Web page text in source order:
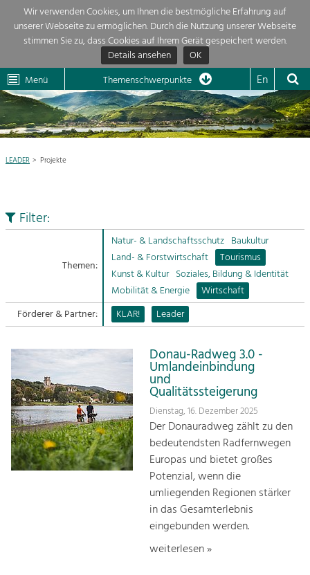
Wir verwenden Cookies, um Ihnen die bestmögliche Erfahrung auf
unserer Webseite zu ermöglichen. Durch die Nutzung unserer Webseite
stimmen Sie zu, dass Cookies auf Ihrem Gerät gespeichert werden.
Details ansehen
OK
Dunkelsteinerwald Klima
Menü Themenschwerpunkte En
Aktuelles 
Region 
Projekte
Mein Projekt 
Impressum
Kontakt
Themenübersicht
Die Regionalentwicklung in unserer Region ist sehr vielfältig. Deshalb
geben wir hier eine Übersicht über unsere Themenschwerpunkte. Für
mehr Informationen einfach das Thema anklicken und schon werden alle
Projekte in diesem Kontext angezeigt.
Natur- &
Baukultur
Ortsbild, Baukultur und nachhaltiges
Land- & Forstwirtschaft
Bewirtschaftung und Pflege der
Kulturlandschaft.
Angebotsentwicklung und
Positionierung.
Kunst & Kultur
Handwerk, Wissenschaft und Forschung.
Soziales, Bildung &
Gleichberechtigung, Jugend und
Mobilität & Energie
LEADER Projekte
Filter:
Themen:
Natur- & Landschaftsschutz Baukultur
Land- & Forstwirtschaft
Tourismus
Kunst & Kultur Soziales, Bildung & Identität
Mobilität & Energie
Wirtschaft
Förderer & Partner:
KLAR! Leader
Donau-Radweg 3.0 -
Umlandeinbindung
und
Qualitätssteigerung
Dienstag, 16. Dezember 2025
Der Donauradweg zählt zu den
bedeutendsten Radfernwegen
Europas und bietet großes
Potenzial, wenn die
umliegenden Regionen stärker
in das Gesamterlebnis
eingebunden werden.
weiterlesen »